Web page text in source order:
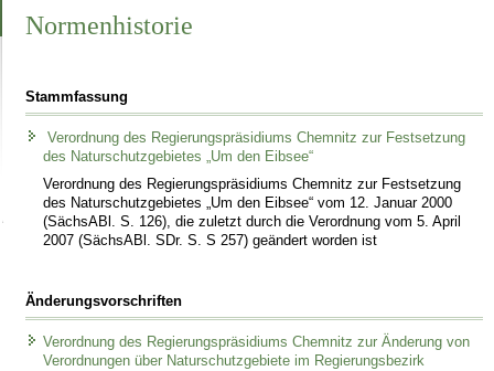
Normenhistorie
Stammfassung
Verordnung des Regierungspräsidiums Chemnitz zur Festsetzung
des Naturschutzgebietes „Um den Eibsee“
Verordnung des Regierungspräsidiums Chemnitz zur Festsetzung
des Naturschutzgebietes „Um den Eibsee“ vom 12. Januar 2000
(SächsABl. S. 126), die zuletzt durch die Verordnung vom 5. April
2007 (SächsABl. SDr. S. S 257) geändert worden ist
Änderungsvorschriften
Verordnung des Regierungspräsidiums Chemnitz zur Änderung von
Verordnungen über Naturschutzgebiete im Regierungsbezirk